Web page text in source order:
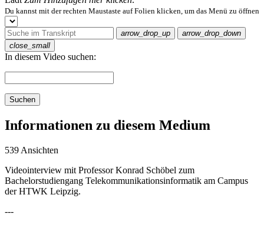
Du kannst mit der rechten Maustaste auf Folien klicken, um das Menü zu öffnen
arrow_drop_up
arrow_drop_down
close_small
In diesem Video suchen:
Suchen
Informationen zu diesem Medium
539 Ansichten
Videointerview mit Professor Konrad Schöbel zum
Bachelorstudiengang Telekommunikationsinformatik am Campus
der HTWK Leipzig.
---